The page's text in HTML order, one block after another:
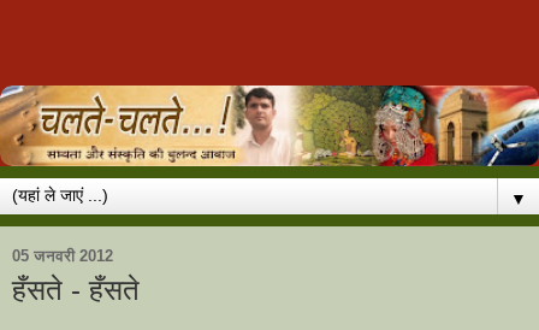
▼
05 जनवरी 2012
हँसते - हँसते